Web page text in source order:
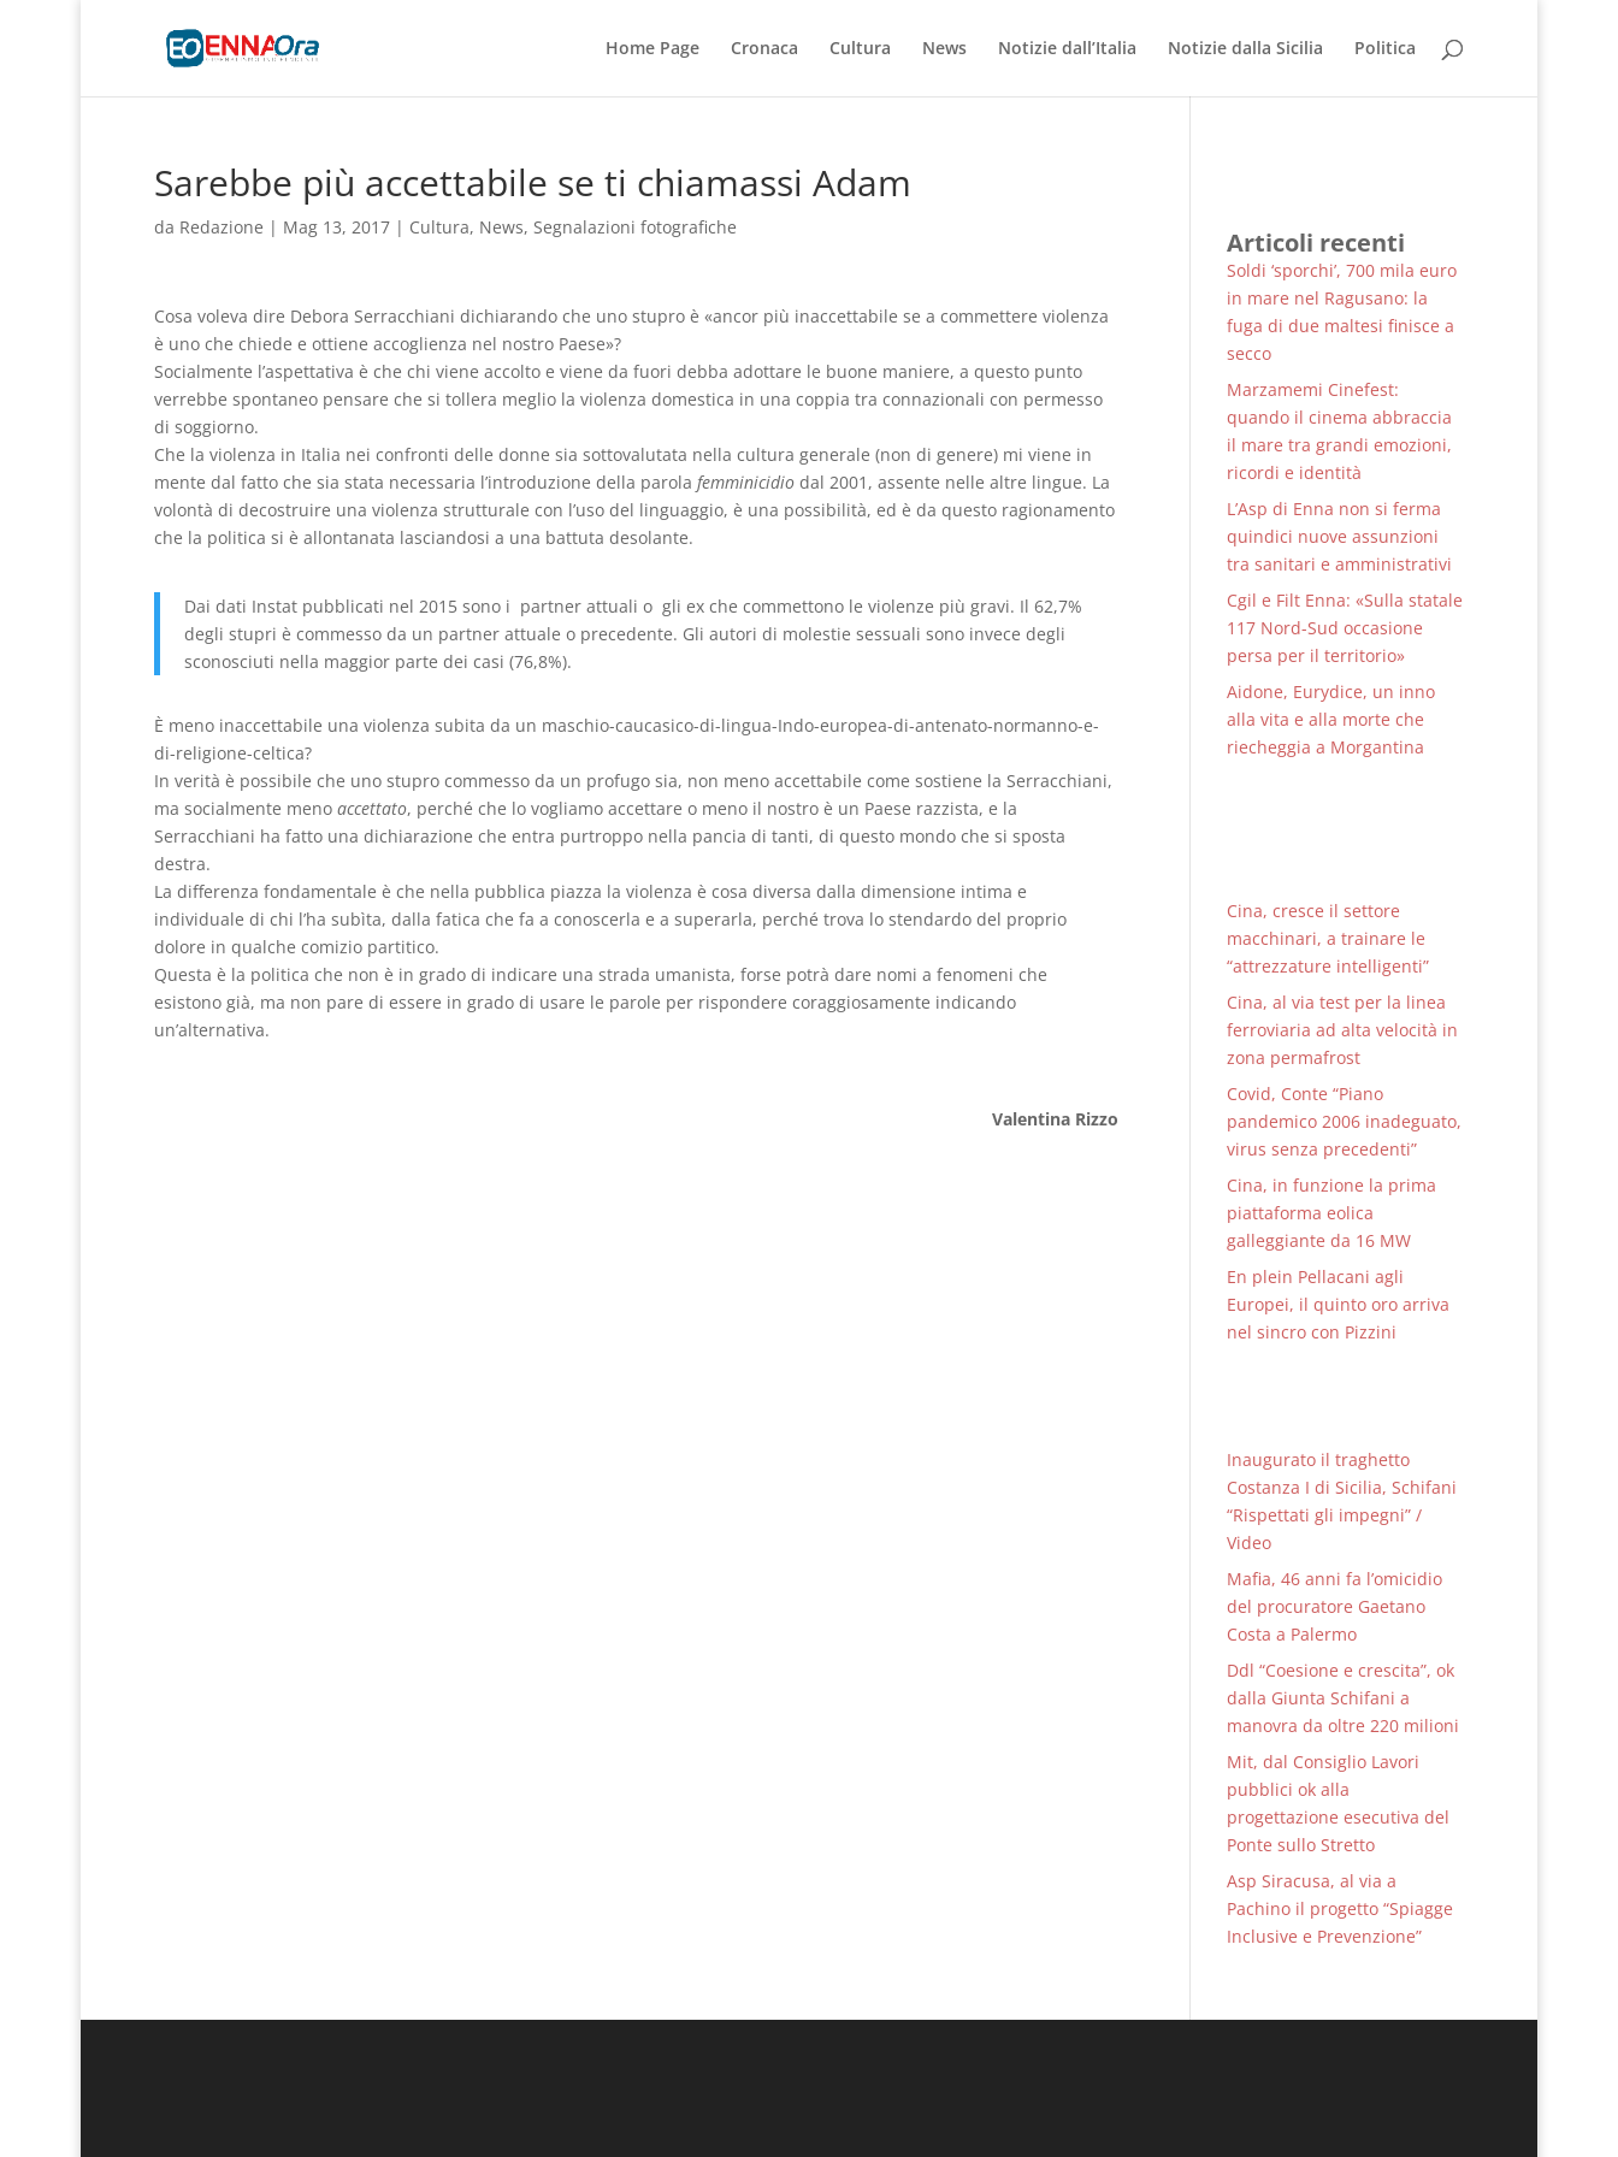
Home Page Cronaca Cultura News Notizie dall’Italia Notizie dalla Sicilia Politica
Sarebbe più accettabile se ti chiamassi Adam
da Redazione | Mag 13, 2017| Cultura, News, Segnalazioni fotografiche
Cosa voleva dire Debora Serracchiani dichiarando che uno stupro è «ancor più inaccettabile se a commettere violenza
è uno che chiede e ottiene accoglienza nel nostro Paese»?
Socialmente l’aspettativa è che chi viene accolto e viene da fuori debba adottare le buone maniere, a questo punto
verrebbe spontaneo pensare che si tollera meglio la violenza domestica in una coppia tra connazionali con permesso
di soggiorno.
Che la violenza in Italia nei confronti delle donne sia sottovalutata nella cultura generale (non di genere) mi viene in
mente dal fatto che sia stata necessaria l’introduzione della parola femminicidiodal 2001, assente nelle altre lingue. La
volontà di decostruire una violenza strutturale con l’uso del linguaggio, è una possibilità, ed è da questo ragionamento
che la politica si è allontanata lasciandosi a una battuta desolante.
Dai dati Instat pubblicati nel 2015 sono i partner attuali o gli ex che commettono le violenze più gravi. Il 62,7%
degli stupri è commesso da un partner attuale o precedente. Gli autori di molestie sessuali sono invece degli
sconosciuti nella maggior parte dei casi (76,8%).
È meno inaccettabile una violenza subita da un maschio-caucasico-di-lingua-Indo-europea-di-antenato-normanno-e-
di-religione-celtica?
In verità è possibile che uno stupro commesso da un profugo sia, non meno accettabile come sostiene la Serracchiani,
ma socialmente meno accettato, perché che lo vogliamo accettare o meno il nostro è un Paese razzista, e la
Serracchiani ha fatto una dichiarazione che entra purtroppo nella pancia di tanti, di questo mondo che si sposta
destra.
La differenza fondamentale è che nella pubblica piazza la violenza è cosa diversa dalla dimensione intima e
individuale di chi l’ha subìta, dalla fatica che fa a conoscerla e a superarla, perché trova lo stendardo del proprio
dolore in qualche comizio partitico.
Questa è la politica che non è in grado di indicare una strada umanista, forse potrà dare nomi a fenomeni che
esistono già, ma non pare di essere in grado di usare le parole per rispondere coraggiosamente indicando
un’alternativa.
Valentina Rizzo
Articoli recenti
Soldi ‘sporchi’, 700 mila euro
in mare nel Ragusano: la
fuga di due maltesi finisce a
secco
Marzamemi Cinefest:
quando il cinema abbraccia
il mare tra grandi emozioni,
ricordi e identità
L’Asp di Enna non si ferma
quindici nuove assunzioni
tra sanitari e amministrativi
Cgil e Filt Enna: «Sulla statale
117 Nord-Sud occasione
persa per il territorio»
Aidone, Eurydice, un inno
alla vita e alla morte che
riecheggia a Morgantina
Cina, cresce il settore
macchinari, a trainare le
“attrezzature intelligenti”
Cina, al via test per la linea
ferroviaria ad alta velocità in
zona permafrost
Covid, Conte “Piano
pandemico 2006 inadeguato,
virus senza precedenti”
Cina, in funzione la prima
piattaforma eolica
galleggiante da 16 MW
En plein Pellacani agli
Europei, il quinto oro arriva
nel sincro con Pizzini
Inaugurato il traghetto
Costanza I di Sicilia, Schifani
“Rispettati gli impegni” /
Video
Mafia, 46 anni fa l’omicidio
del procuratore Gaetano
Costa a Palermo
Ddl “Coesione e crescita”, ok
dalla Giunta Schifani a
manovra da oltre 220 milioni
Mit, dal Consiglio Lavori
pubblici ok alla
progettazione esecutiva del
Ponte sullo Stretto
Asp Siracusa, al via a
Pachino il progetto “Spiagge
Inclusive e Prevenzione”